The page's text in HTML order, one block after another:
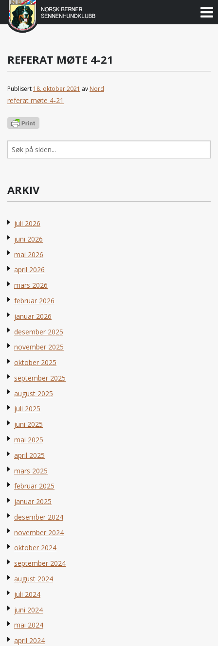
Gå
Norsk
Berner
Sennenhundklubb
REFERAT MØTE 4-21
Publisert 18. oktober 2021 av Nord
referat møte 4-21
Søk
ARKIV
juli 2026
juni 2026
mai 2026
april 2026
mars 2026
februar 2026
januar 2026
desember 2025
november 2025
oktober 2025
september 2025
august 2025
juli 2025
juni 2025
mai 2025
april 2025
mars 2025
februar 2025
januar 2025
desember 2024
november 2024
oktober 2024
september 2024
august 2024
juli 2024
juni 2024
mai 2024
april 2024